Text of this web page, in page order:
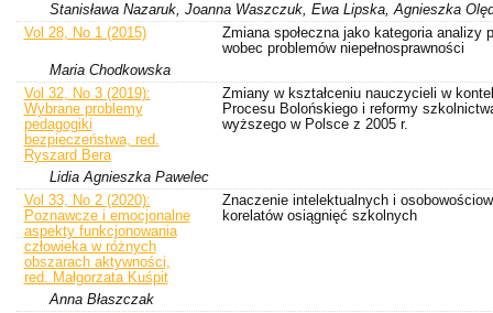
Stanisława Nazaruk, Joanna Waszczuk, Ewa Lipska, Agnieszka
Vol 28, No 1 (2015)
Zmiana społeczna jako kategoria analizy
wobec problemów niepełnosprawności
Maria Chodkowska
Vol 32, No 3 (2019):
Wybrane problemy
pedagogiki
bezpieczeństwa, red.
Ryszard Bera
Zmiany w kształceniu nauczycieli w
Procesu Bolońskiego i reformy
wyższego w Polsce z 2005 r.
Lidia Agnieszka Pawelec
Vol 33, No 2 (2020):
Poznawcze i emocjonalne
aspekty funkcjonowania
człowieka w różnych
obszarach aktywności,
red. Małgorzata Kuśpit
Znaczenie intelektualnych i
korelatów osiągnięć szkolnych
Anna Błaszczak